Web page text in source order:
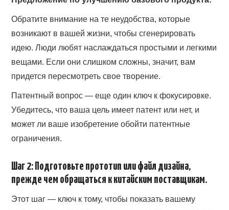
Обратите внимание на те неудобства, которые
возникают в вашей жизни, чтобы сгенерировать
идею. Люди любят наслаждаться простыми и легкими
вещами. Если они слишком сложны, значит, вам
придется пересмотреть свое творение.
Патентный вопрос — еще один ключ к фокусировке.
Убедитесь, что ваша цель имеет патент или нет, и
может ли ваше изобретение обойти патентные
ограничения.
Шаг 2: Подготовьте прототип или файл дизайна,
прежде чем обращаться к китайским поставщикам.
Этот шаг — ключ к тому, чтобы показать вашему